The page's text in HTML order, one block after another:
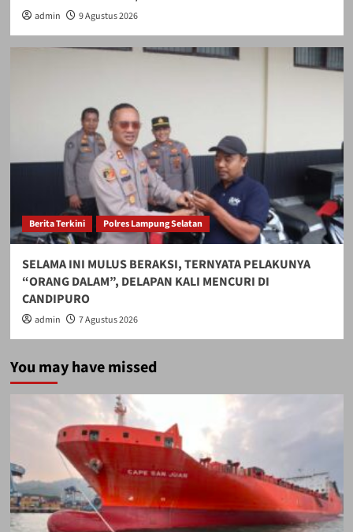
admin 9 Agustus 2026
Berita Terkini Polres Lampung Selatan
SELAMA INI MULUS BERAKSI, TERNYATA PELAKUNYA
“ORANG DALAM”, DELAPAN KALI MENCURI DI
CANDIPURO
admin 7 Agustus 2026
You may have missed